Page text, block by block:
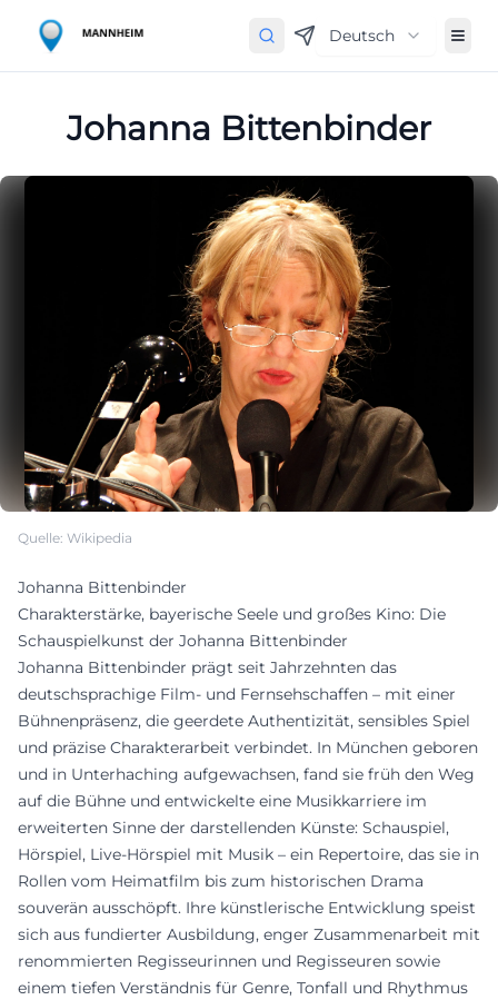
Deutsch
Johanna Bittenbinder
Quelle: Wikipedia
Johanna Bittenbinder
Charakterstärke, bayerische Seele und großes Kino: Die
Schauspielkunst der Johanna Bittenbinder
Johanna Bittenbinder prägt seit Jahrzehnten das
deutschsprachige Film- und Fernsehschaffen – mit einer
Bühnenpräsenz, die geerdete Authentizität, sensibles Spiel
und präzise Charakterarbeit verbindet. In München geboren
und in Unterhaching aufgewachsen, fand sie früh den Weg
auf die Bühne und entwickelte eine Musikkarriere im
erweiterten Sinne der darstellenden Künste: Schauspiel,
Hörspiel, Live-Hörspiel mit Musik – ein Repertoire, das sie in
Rollen vom Heimatfilm bis zum historischen Drama
souverän ausschöpft. Ihre künstlerische Entwicklung speist
sich aus fundierter Ausbildung, enger Zusammenarbeit mit
renommierten Regisseurinnen und Regisseuren sowie
einem tiefen Verständnis für Genre, Tonfall und Rhythmus